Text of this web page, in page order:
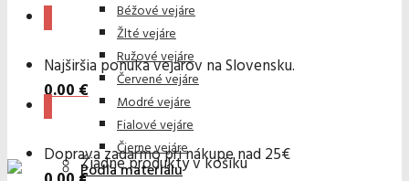
Najširšia ponuka vejárov na Slovensku.
Doprava zadarmo pri nákupe nad 25€
Béžové vejáre
Žlté vejáre
Ružové vejáre
Červené vejáre
Modré vejáre
Fialové vejáre
Čierne vejáre
Podľa materiálu
0.00€
Žiadne produkty v košíku